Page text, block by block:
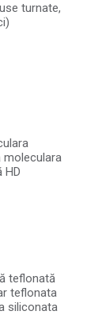
turnate,
moleculara
HD
teflonată
teflonata
siliconata